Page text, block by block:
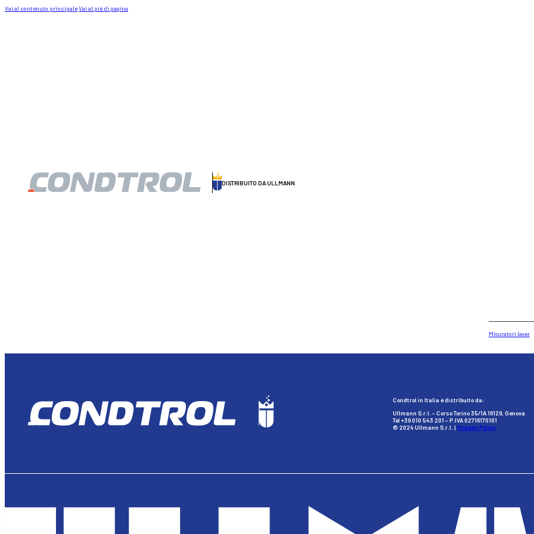
Vai al contenuto principaleVai al piè di pagina
DISTRIBUITO DA ULLMANN
Misuratori laser
Condtrol in Italia è distribuito da:
Ullmann S.r.l. – Corso Torino 35/1A 16129, Genova
Tel +39 010 543 201 – P.IVA 02716170101
© 2024 Ullmann S.r.l. | Privacy Policy